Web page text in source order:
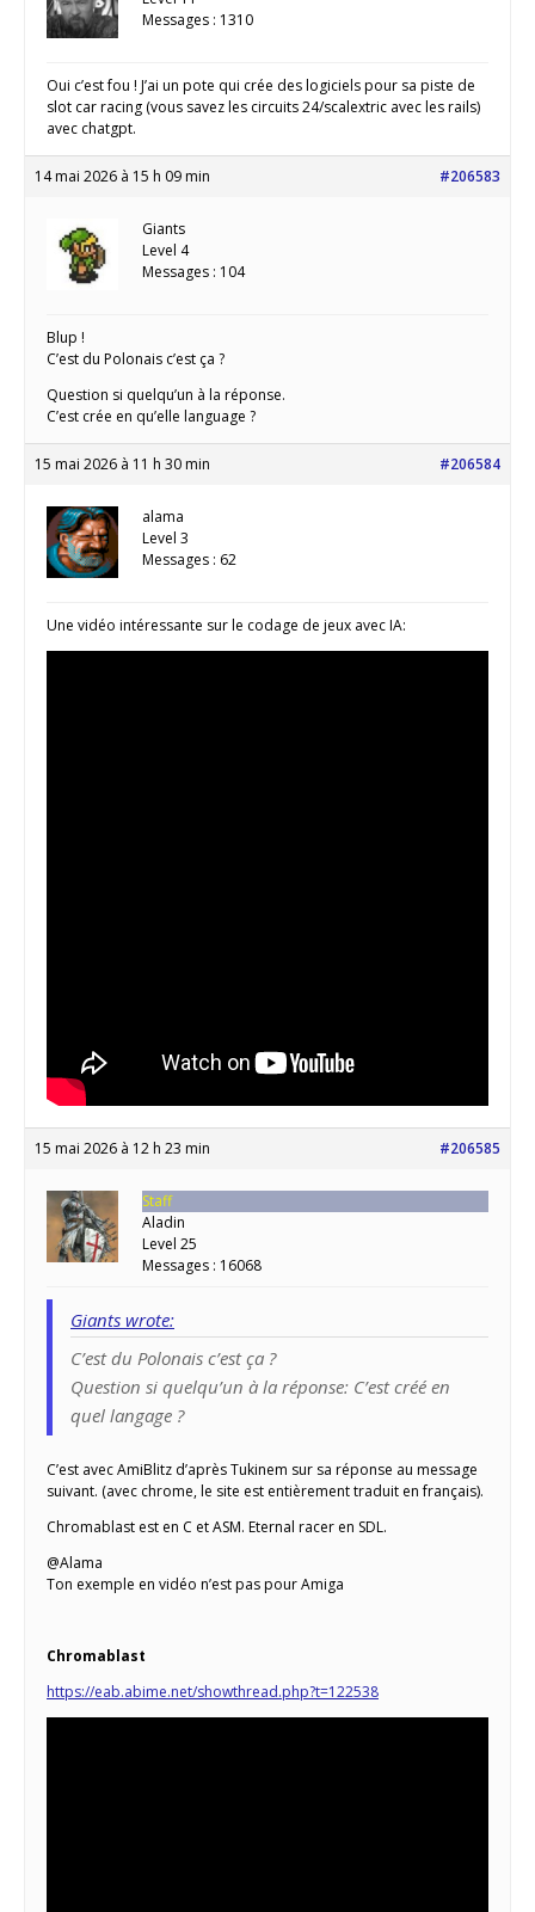
Messages : 1310
Oui c’est fou ! J’ai un pote qui crée des logiciels pour sa piste de
slot car racing (vous savez les circuits 24/scalextric avec les rails)
avec chatgpt.
14 mai 2026 à 15 h 09 min #206583
Giants
Level 4
Messages : 104
Blup !
C’est du Polonais c’est ça ?
Question si quelqu’un à la réponse.
C’est crée en qu’elle language ?
15 mai 2026 à 11 h 30 min #206584
alama
Level 3
Messages : 62
Une vidéo intéressante sur le codage de jeux avec IA:
15 mai 2026 à 12 h 23 min #206585
Staff
Aladin
Level 25
Messages : 16068
Giants wrote:
C’est du Polonais c’est ça ?
Question si quelqu’un à la réponse: C’est créé en
quel langage ?
C’est avec AmiBlitz d’après Tukinem sur sa réponse au message
suivant. (avec chrome, le site est entièrement traduit en français).
Chromablast est en C et ASM. Eternal racer en SDL.
@Alama
Ton exemple en vidéo n’est pas pour Amiga
Chromablast
https://eab.abime.net/showthread.php?t=122538